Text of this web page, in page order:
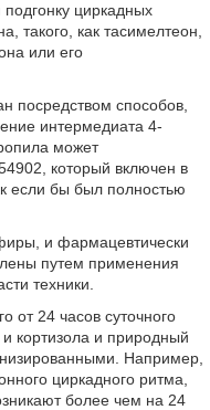
циркадных
такого, как тасимелтеон,
или его
посредством способов,
интермедиата 4-
может
который включен в
если бы был полностью
и фармацевтически
путем применения
техники.
от 24 часов суточного
кортизола и природный
Например,
циркадного ритма,
более чем на 24